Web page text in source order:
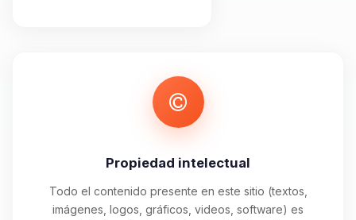
Propiedad intelectual
Todo el contenido presente en este sitio (textos,
imágenes, logos, gráficos, videos, software) es